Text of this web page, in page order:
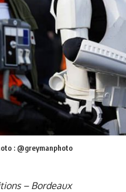
: @greymanphoto
– Bordeaux